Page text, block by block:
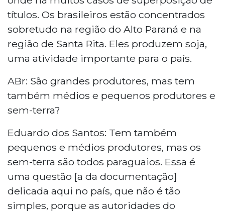
títulos. Os brasileiros estão concentrados
sobretudo na região do Alto Paraná e na
região de Santa Rita. Eles produzem soja,
uma atividade importante para o país.
ABr: São grandes produtores, mas tem
também médios e pequenos produtores e
sem-terra?
Eduardo dos Santos: Tem também
pequenos e médios produtores, mas os
sem-terra são todos paraguaios. Essa é
uma questão [a da documentação]
delicada aqui no país, que não é tão
simples, porque as autoridades do